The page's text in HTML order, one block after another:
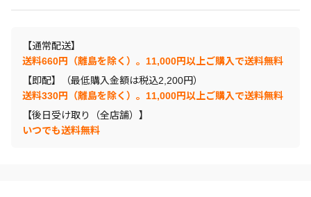
【通常配送】
送料660円（離島を除く）。11,000円以上ご購入で送料無料
【即配】（最低購入金額は税込2,200円）
送料330円（離島を除く）。11,000円以上ご購入で送料無料
【後日受け取り（全店舗）】
いつでも送料無料